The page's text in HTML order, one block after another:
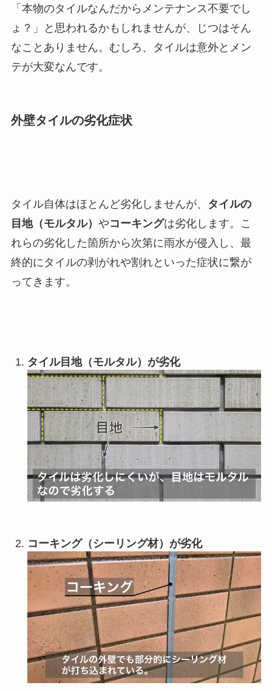
「本物のタイルなんだからメンテナンス不要でし
ょ？」と思われるかもしれませんが、じつはそん
なことありません。むしろ、タイルは意外とメン
テが大変なんです。
外壁タイルの劣化症状
タイル自体はほとんど劣化しませんが、
タイルの
目地（モルタル） やコーキングは劣化します。こ
れらの劣化した箇所から次第に雨水が侵入し、最
終的にタイルの剥がれや割れといった症状に繋が
ってきます。
タイル目地（モルタル）が劣化
コーキング（シーリング材）が劣化